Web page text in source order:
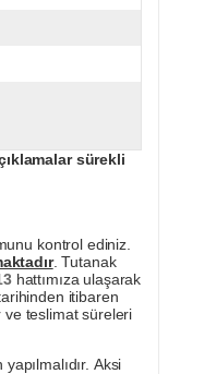
sürekli
kontrol ediniz.
. Tutanak
hattımıza ulaşarak
itibaren
teslimat süreleri
Aksi